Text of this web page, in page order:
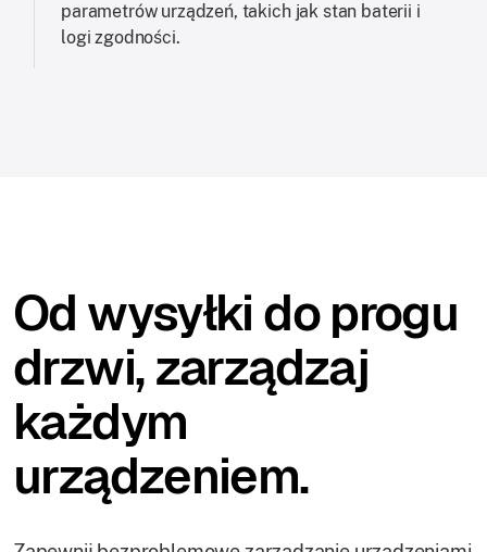
parametrów urządzeń, takich jak stan baterii i
logi zgodności.
Od wysyłki do progu
drzwi, zarządzaj
każdym
urządzeniem.